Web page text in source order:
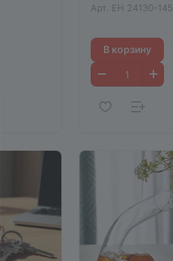
Арт. EH 24130-145
В корзину